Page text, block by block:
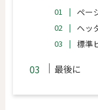
ペー
ヘッ
標準
最後に